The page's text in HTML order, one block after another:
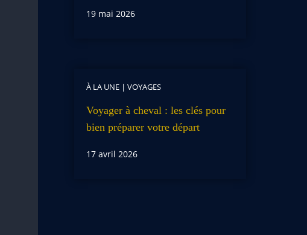
19 mai 2026
À LA UNE| VOYAGES
Voyager à cheval : les clés pour
bien préparer votre départ
17 avril 2026